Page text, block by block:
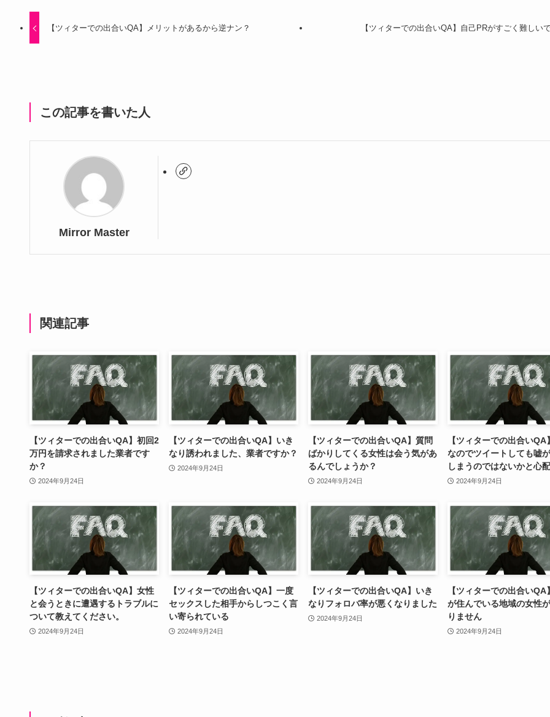
【ツィターでの出合いQA】メリットがあるから逆ナン？ 【ツィターでの出合いQA】自己PRがすごく難しい
この記事を書いた人
Mirror Master
関連記事
【ツィターでの出合いQA】初回2
万円を請求されました業者です
か？
2024年9月24日
【ツィターでの出合いQA】いき
なり誘われました、業者ですか？
2024年9月24日
【ツィターでの出合いQA】質問
ばかりしてくる女性は会う気があ
るんでしょうか？
2024年9月24日
【ツィターでの出合いQA
なのでツイートしても嘘
しまうのではないかと心
2024年9月24日
【ツィターでの出合いQA】女性
と会うときに遭遇するトラブルに
ついて教えてください。
2024年9月24日
【ツィターでの出合いQA】一度
セックスした相手からしつこく言
い寄られている
2024年9月24日
【ツィターでの出合いQA】いき
なりフォロバ率が悪くなりました
2024年9月24日
【ツィターでの出合いQA
が住んでいる地域の女性
りません
2024年9月24日